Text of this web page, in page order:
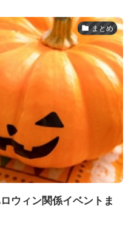
まとめ
ウィン関係イベントま